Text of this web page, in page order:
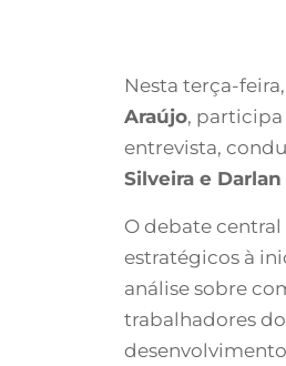
Nesta terça-
Araújo,
entrevista,
Silveira e
O debate
estratégicos à
análise sobre
trabalhadores